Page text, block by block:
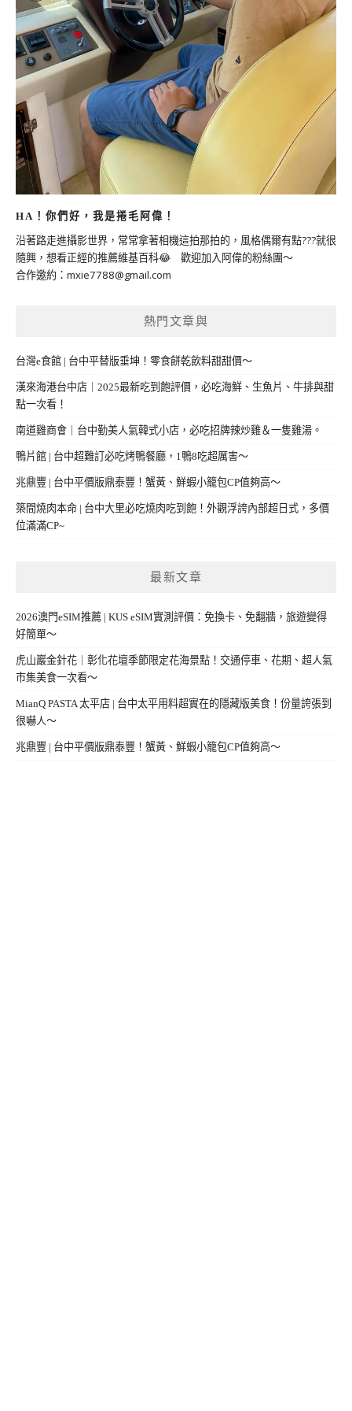
HA！你們好，我是捲毛阿偉！
沿著路走進攝影世界，常常拿著相機這拍那拍的，風格偶爾有點???就很
隨興，想看正經的推薦維基百科😂 歡迎加入阿偉的粉絲團～
合作邀約： mxie7788@gmail.com
熱門文章與
台灣e食館 | 台中平替版垂坤！零食餅乾飲料甜甜價～
漢來海港台中店｜2025最新吃到飽評價，必吃海鮮、生魚片、牛排與甜
點一次看！
南道雞商會｜台中勤美人氣韓式小店，必吃招牌辣炒雞＆一隻雞湯。
鴨片館 | 台中超難訂必吃烤鴨餐廳，1鴨8吃超厲害～
兆鼎豐 | 台中平價版鼎泰豐！蟹黃、鮮蝦小籠包CP值夠高～
築間燒肉本命 | 台中大里必吃燒肉吃到飽！外觀浮誇內部超日式，多價
位滿滿CP~
最新文章
2026澳門eSIM推薦 | KUS eSIM實測評價：免換卡、免翻牆，旅遊變得
好簡單～
虎山巖金針花｜彰化花壇季節限定花海景點！交通停車、花期、超人氣
市集美食一次看～
MianQ PASTA 太平店 | 台中太平用料超實在的隱藏版美食！份量誇張到
很嚇人～
兆鼎豐 | 台中平價版鼎泰豐！蟹黃、鮮蝦小籠包CP值夠高～